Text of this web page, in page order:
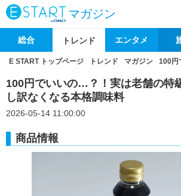
マガジン
総合 トレンド エンタメ
E START トップページ トレンド マガジン 100円
100円でいいの…？！実は老舗の特
し訳なくなる本格調味料
2026-05-14 11:00:00
商品情報